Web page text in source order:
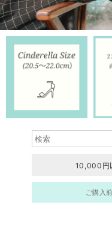
10,000円
ご購入